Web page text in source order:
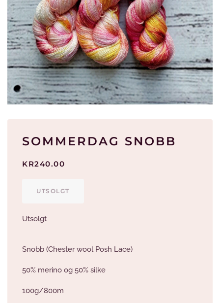
SOMMERDAG SNOBB
KR240.00
UTSOLGT
Utsolgt
Snobb (Chester wool Posh Lace)
50% merino og 50% silke
100g/800m